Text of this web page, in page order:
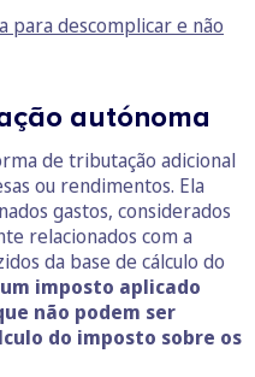
para descomplicar e não
autónoma
de tributação adicional
ou rendimentos. Ela
gastos, considerados
relacionados com a
da base de cálculo do
imposto aplicado
não podem ser
do imposto sobre os